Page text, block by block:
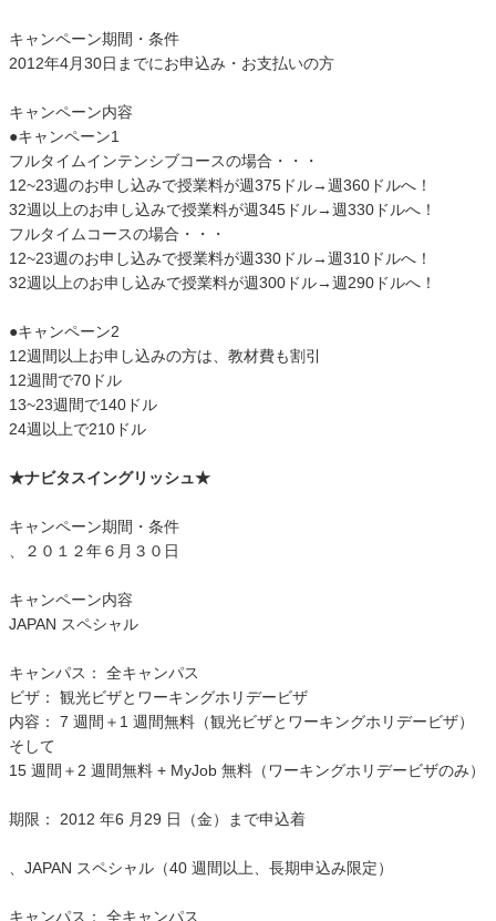
キャンペーン期間・条件
2012年4月30日までにお申込み・お支払いの方
キャンペーン内容
●キャンペーン1
フルタイムインテンシブコースの場合・・・
12~23週のお申し込みで授業料が週375ドル→週360ドルへ！
32週以上のお申し込みで授業料が週345ドル→週330ドルへ！
フルタイムコースの場合・・・
12~23週のお申し込みで授業料が週330ドル→週310ドルへ！
32週以上のお申し込みで授業料が週300ドル→週290ドルへ！
●キャンペーン2
12週間以上お申し込みの方は、教材費も割引
12週間で70ドル
13~23週間で140ドル
24週以上で210ドル
★ナビタスイングリッシュ★
キャンペーン期間・条件
、２０１２年６月３０日
キャンペーン内容
JAPAN スペシャル
キャンパス： 全キャンパス
ビザ： 観光ビザとワーキングホリデービザ
内容： 7 週間＋1 週間無料（観光ビザとワーキングホリデービザ）
そして
15 週間＋2 週間無料 + MyJob 無料（ワーキングホリデービザのみ）
期限： 2012 年6 月29 日（金）まで申込着
、JAPAN スペシャル（40 週間以上、長期申込み限定）
キャンパス： 全キャンパス